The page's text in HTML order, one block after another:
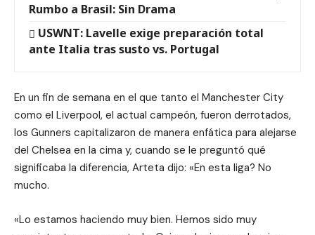
Rumbo a Brasil: Sin Drama
USWNT: Lavelle exige preparación total
ante Italia tras susto vs. Portugal
En un fin de semana en el que tanto el Manchester City
como el Liverpool, el actual campeón, fueron derrotados,
los Gunners capitalizaron de manera enfática para alejarse
del Chelsea en la cima y, cuando se le preguntó qué
significaba la diferencia, Arteta dijo: «En esta liga? No
mucho.
«Lo estamos haciendo muy bien. Hemos sido muy